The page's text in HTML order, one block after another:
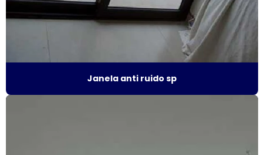
Fábrica de esquadrias de alumínio em sp
Fábrica de janela acústica
Fábrica de janela de alumínio sobreposta
Janela anti ruido sp